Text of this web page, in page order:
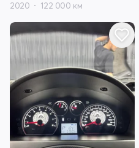
2020 122 000 км